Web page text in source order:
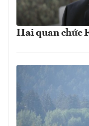
Hai quan chức